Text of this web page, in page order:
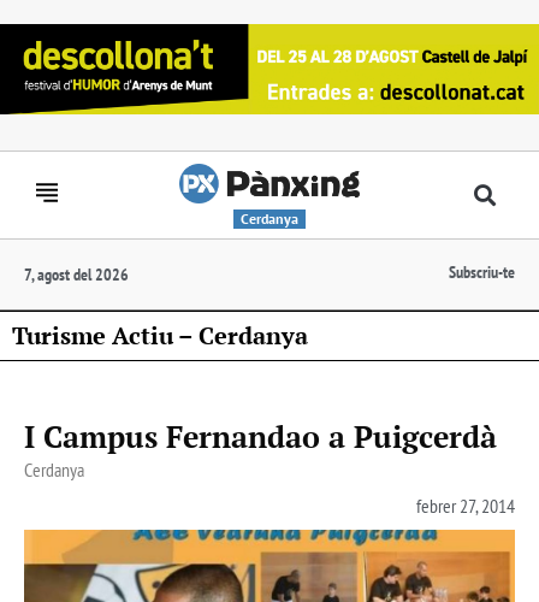
Cerdanya
7, agost del 2026 Subscriu-te
Turisme Actiu – Cerdanya
I Campus Fernandao a Puigcerdà
Cerdanya
febrer 27, 2014